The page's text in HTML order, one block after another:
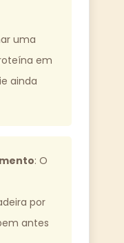
uma
em
ainda
: O
por
antes